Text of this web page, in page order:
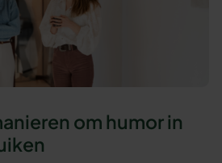
om humor in